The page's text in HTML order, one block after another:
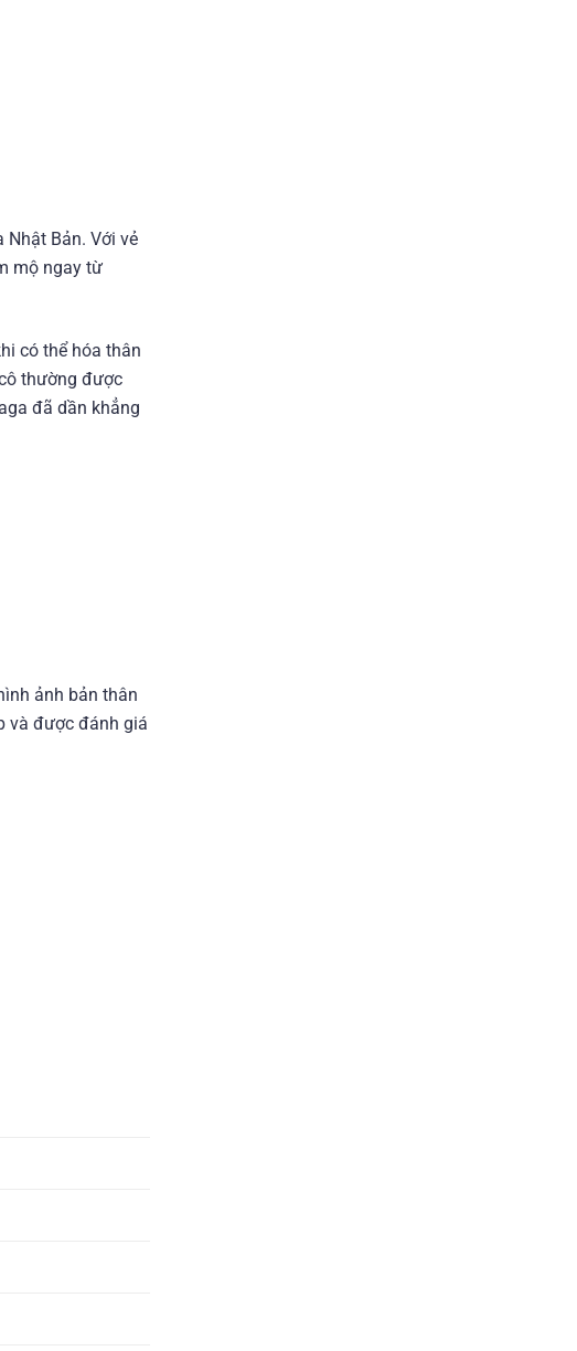
Bản. Với vẻ
mộ ngay từ
có thể hóa thân
thường được
đã dần khẳng
ảnh bản thân
và được đánh giá